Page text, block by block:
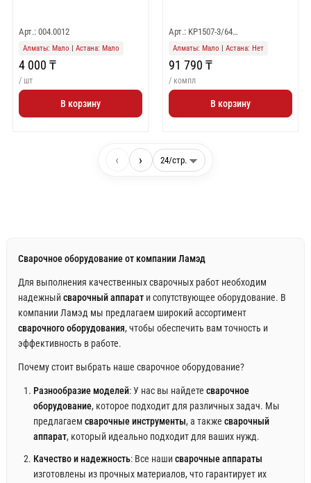
Арт.: 004.0012
Алматы: Мало Астана: Мало
4 000 ₸
/ шт
В корзину
Арт.: KP1507-3/64…
Алматы: Мало Астана: Нет
91 790 ₸
/ компл
В корзину
‹ ›
Сварочное оборудование от компании Ламэд
Для выполнения качественных сварочных работ необходим
надежный сварочный аппарати сопутствующее оборудование. В
компании Ламэд мы предлагаем широкий ассортимент
сварочного оборудования, чтобы обеспечить вам точность и
эффективность в работе.
Почему стоит выбрать наше сварочное оборудование?
Разнообразие моделей: У нас вы найдете сварочное
оборудование, которое подходит для различных задач. Мы
предлагаем сварочные инструменты, а также сварочный
аппарат, который идеально подходит для ваших нужд.
Качество и надежность: Все наши сварочные аппараты
изготовлены из прочных материалов, что гарантирует их